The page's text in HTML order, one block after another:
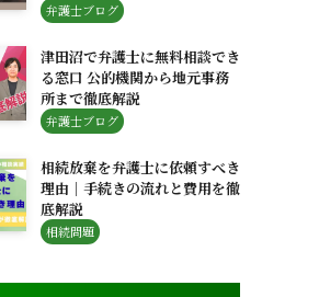
弁護士ブログ
津田沼で弁護士に無料相談でき
る窓口 公的機関から地元事務
所まで徹底解説
弁護士ブログ
相続放棄を弁護士に依頼すべき
理由｜手続きの流れと費用を徹
底解説
相続問題